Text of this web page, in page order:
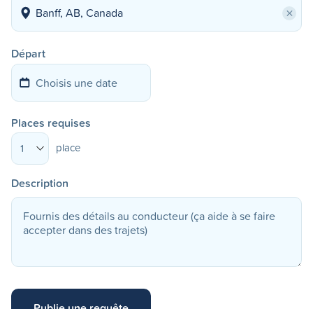
×
Départ
Places requises
1 place
Description